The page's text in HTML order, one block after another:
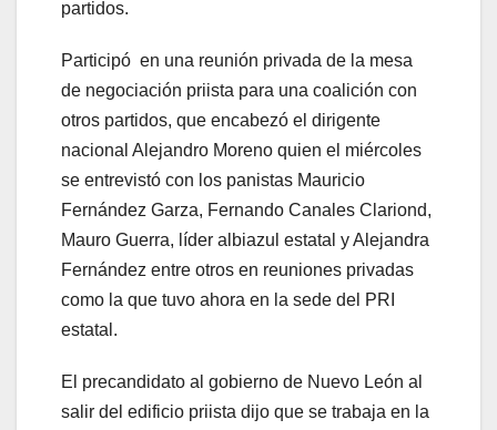
partidos.
Participó en una reunión privada de la mesa
de negociación priista para una coalición con
otros partidos, que encabezó el dirigente
nacional Alejandro Moreno quien el miércoles
se entrevistó con los panistas Mauricio
Fernández Garza, Fernando Canales Clariond,
Mauro Guerra, líder albiazul estatal y Alejandra
Fernández entre otros en reuniones privadas
como la que tuvo ahora en la sede del PRI
estatal.
El precandidato al gobierno de Nuevo León al
salir del edificio priista dijo que se trabaja en la